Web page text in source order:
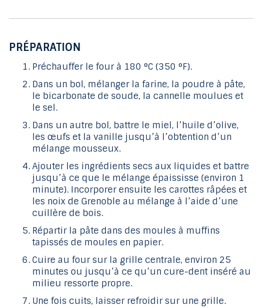
PRÉPARATION
Préchauffer le four à 180 °C (350 °F).
Dans un bol, mélanger la farine, la poudre à pâte,
le bicarbonate de soude, la cannelle moulues et
le sel.
Dans un autre bol, battre le miel, l’huile d’olive,
les œufs et la vanille jusqu’à l’obtention d’un
mélange mousseux.
Ajouter les ingrédients secs aux liquides et battre
jusqu’à ce que le mélange épaississe (environ 1
minute). Incorporer ensuite les carottes râpées et
les noix de Grenoble au mélange à l’aide d’une
cuillère de bois.
Répartir la pâte dans des moules à muffins
tapissés de moules en papier.
Cuire au four sur la grille centrale, environ 25
minutes ou jusqu’à ce qu’un cure-dent inséré au
milieu ressorte propre.
Une fois cuits, laisser refroidir sur une grille.